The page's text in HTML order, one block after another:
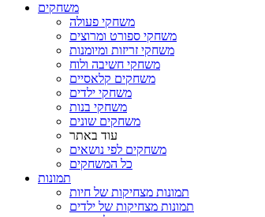
משחקים
משחקי פעולה
משחקי ספורט ומרוצים
משחקי זריזות ומיומנות
משחקי חשיבה ולוח
משחקים קלאסיים
משחקי ילדים
משחקי בנות
משחקים שונים
עוד באתר
משחקים לפי נושאים
כל המשחקים
תמונות
תמונות מצחיקות של חיות
תמונות מצחיקות של ילדים